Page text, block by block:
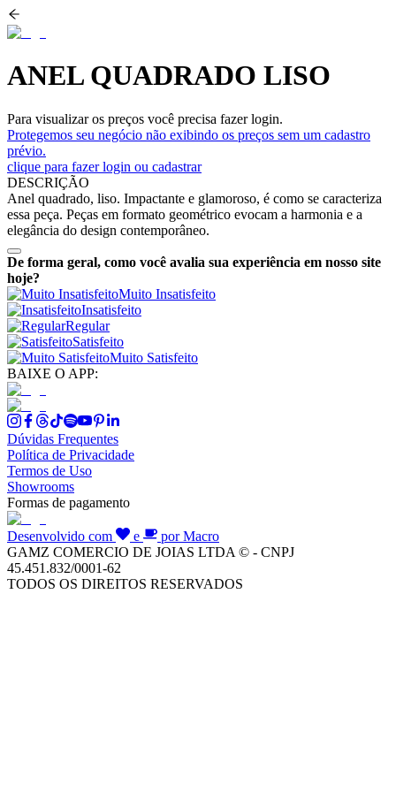
ANEL QUADRADO LISO
Para visualizar os preços você precisa fazer login.
Protegemos seu negócio não exibindo os preços sem um cadastro
prévio.
clique para fazer login ou cadastrar
DESCRIÇÃO
Anel quadrado, liso. Impactante e glamoroso, é como se caracteriza
essa peça. Peças em formato geométrico evocam a harmonia e a
elegância do design contemporâneo.
De forma geral, como você avalia sua experiência em nosso site
hoje?
Muito Insatisfeito
Insatisfeito
Regular
Satisfeito
Muito Satisfeito
BAIXE O APP:
Dúvidas Frequentes
Política de Privacidade
Termos de Uso
Showrooms
Formas de pagamento
Desenvolvido com e
por Macro
GAMZ COMERCIO DE JOIAS LTDA © - CNPJ
45.451.832/0001-62
TODOS OS DIREITOS RESERVADOS